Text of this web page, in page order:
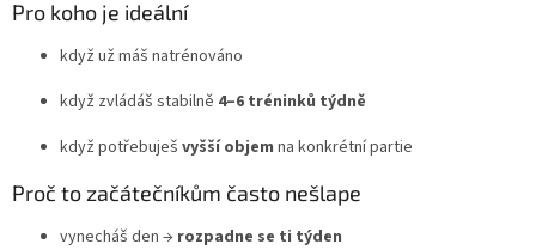
Pro koho je ideální
když už máš natrénováno
když zvládáš stabilně 4–6 tréninků týdně
když potřebuješ vyšší objem na konkrétní partie
Proč to začátečníkům často nešlape
vynecháš den → rozpadne se ti týden